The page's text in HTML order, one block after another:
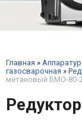
Главная »
газосварочная »
метановый БМО-80-